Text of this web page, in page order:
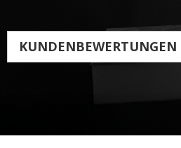
KUNDENBEWERTUNGEN